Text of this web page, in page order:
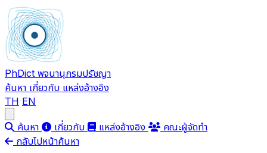
PhDict พจนานุกรมปรัชญา
ค้นหา เกี่ยวกับ แหล่งอ้างอิง
TH EN
ค้นหา เกี่ยวกับ แหล่งอ้างอิง
คณะผู้จัดทำ
กลับไปหน้าค้นหา